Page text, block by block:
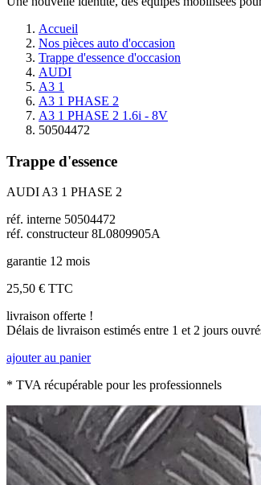
Accueil
Nos pièces auto d'occasion
Trappe d'essence d'occasion
AUDI
A3 1
A3 1 PHASE 2
A3 1 PHASE 2 1.6i - 8V
50504472
Trappe d'essence
AUDI A3 1 PHASE 2
réf. interne 50504472
réf. constructeur 8L0809905A
garantie 12 mois
25,50 € TTC
livraison offerte !
Délais de livraison estimés entre 1 et 2 jours
ajouter au panier
* TVA récupérable pour les professionnels